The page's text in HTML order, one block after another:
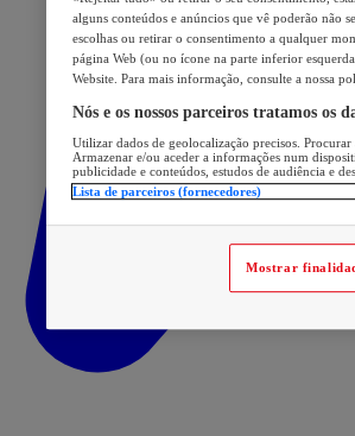
alguns conteúdos e anúncios que vê poderão não
escolhas ou retirar o consentimento a qualquer
página Web (ou no ícone na parte inferior
Website. Para mais informação, consulte a nossa
Nós e os nossos parceiros tratamos os
Utilizar dados de geolocalização precisos.
Armazenar e/ou aceder a informações num
publicidade e conteúdos, estudos de audiência e
Lista de parceiros (fornecedores)
Mostrar